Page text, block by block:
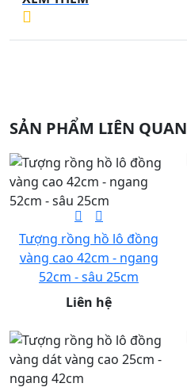
SẢN PHẨM LIÊN QUAN
Tượng rồng hồ lô đồng
vàng cao 42cm - ngang
52cm - sâu 25cm
Liên hệ